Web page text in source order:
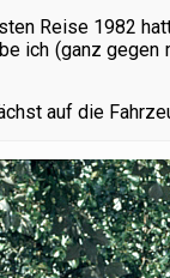
Reise 1982
ich (ganz gegen
auf die